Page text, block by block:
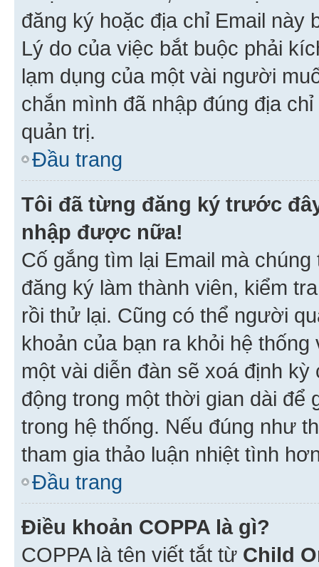
đăng ký hoặc địa chỉ Email này
Lý do của việc bắt buộc phải
lạm dụng của một vài người
chắn mình đã nhập đúng địa
quản trị.
Đầu trang
Tôi đã từng đăng ký trước
nhập được nữa!
Cố gắng tìm lại Email mà
đăng ký làm thành viên, kiểm
rồi thử lại. Cũng có thể người
khoản của bạn ra khỏi hệ
một vài diễn đàn sẽ xoá định
động trong một thời gian dài
trong hệ thống. Nếu đúng như
tham gia thảo luận nhiệt tình
Đầu trang
Điều khoản COPPA là gì?
COPPA là tên viết tắt từ Child